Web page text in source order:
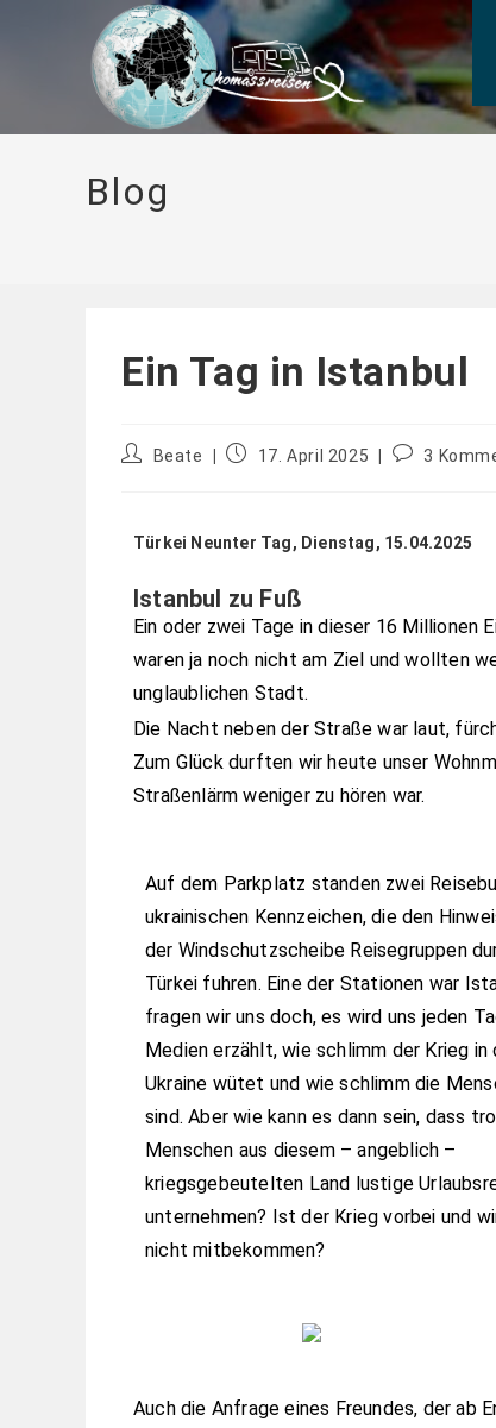
Blog
Ein Tag in Istanbul
Beate 17. April 2025 3
Türkei Neunter Tag, Dienstag, 15.04.2025
Istanbul zu Fuß
Ein oder zwei Tage in dieser 16 Millionen
waren ja noch nicht am Ziel und wollten
unglaublichen Stadt.
Die Nacht neben der Straße war laut,
Zum Glück durften wir heute unser
Straßenlärm weniger zu hören war.
Auf dem Parkplatz standen zwei
ukrainischen Kennzeichen, die den
der Windschutzscheibe Reisegruppen
Türkei fuhren. Eine der Stationen war
fragen wir uns doch, es wird uns jeden
Medien erzählt, wie schlimm der Krieg in
Ukraine wütet und wie schlimm die
sind. Aber wie kann es dann sein, dass
Menschen aus diesem – angeblich –
kriegsgebeutelten Land lustige
unternehmen? Ist der Krieg vorbei und
nicht mitbekommen?
Auch die Anfrage eines Freundes, der ab